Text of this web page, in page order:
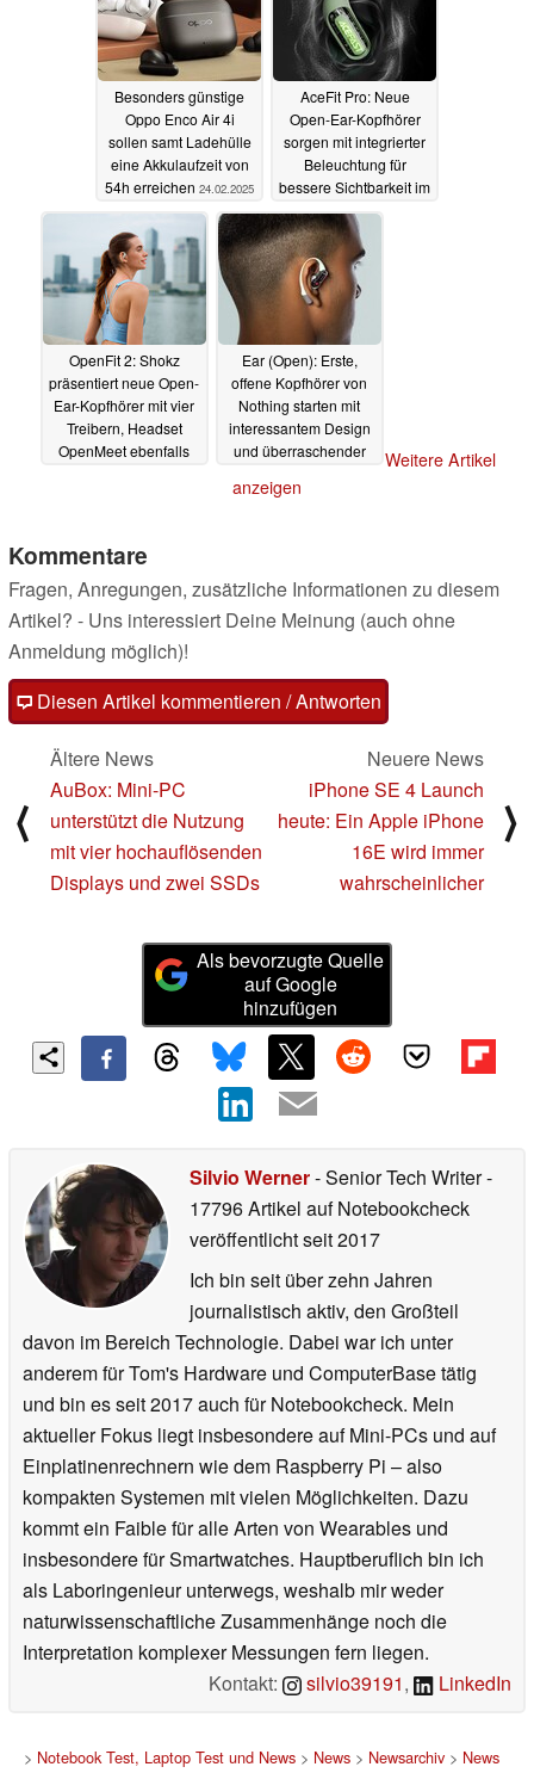
Besonders günstige
Oppo Enco Air 4i
sollen samt Ladehülle
eine Akkulaufzeit von
54h erreichen 24.02.2025
AceFit Pro: Neue
Open-Ear-Kopfhörer
sorgen mit integrierter
Beleuchtung für
bessere Sichtbarkeit im
Straßenverkehr
13.01.2025
OpenFit 2: Shokz
präsentiert neue Open-
Ear-Kopfhörer mit vier
Treibern, Headset
OpenMeet ebenfalls
Ear (Open): Erste,
offene Kopfhörer von
Nothing starten mit
interessantem Design
und überraschender
Soundqualität
Weitere Artikel
anzeigen
Kommentare
Fragen, Anregungen, zusätzliche Informationen zu diesem
Artikel? - Uns interessiert Deine Meinung (auch ohne
Anmeldung möglich)!
Diesen Artikel kommentieren / Antworten
⟨
Ältere News
AuBox: Mini-PC
unterstützt die Nutzung
mit vier hochauflösenden
Displays und zwei SSDs
Neuere News
iPhone SE 4 Launch
heute: Ein Apple iPhone
16E wird immer
wahrscheinlicher
⟩
Als bevorzugte Quelle
auf Google
hinzufügen
Silvio Werner- Senior Tech Writer-
17796 Artikel auf Notebookcheck
veröffentlichtseit 2017
Ich bin seit über zehn Jahren
journalistisch aktiv, den Großteil
davon im Bereich Technologie. Dabei war ich unter
anderem für Tom's Hardware und ComputerBase tätig
und bin es seit 2017 auch für Notebookcheck. Mein
aktueller Fokus liegt insbesondere auf Mini-PCs und auf
Einplatinenrechnern wie dem Raspberry Pi – also
kompakten Systemen mit vielen Möglichkeiten. Dazu
kommt ein Faible für alle Arten von Wearables und
insbesondere für Smartwatches. Hauptberuflich bin ich
als Laboringenieur unterwegs, weshalb mir weder
naturwissenschaftliche Zusammenhänge noch die
Interpretation komplexer Messungen fern liegen.
Kontakt:
silvio39191, LinkedIn
> Notebook Test, Laptop Test und News> News> Newsarchiv> News